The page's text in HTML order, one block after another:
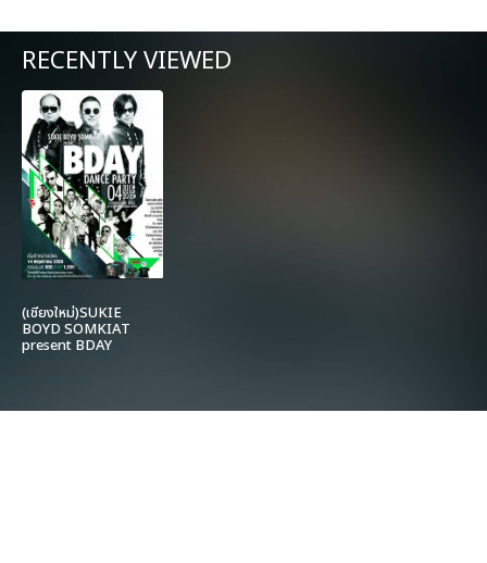
RECENTLY VIEWED
(เชียงใหม่)SUKIE
BOYD SOMKIAT
present BDAY